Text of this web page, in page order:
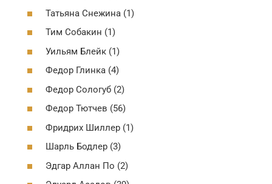
Татьяна Снежина (1)
Тим Собакин (1)
Уильям Блейк (1)
Федор Глинка (4)
Федор Сологуб (2)
Федор Тютчев (56)
Фридрих Шиллер (1)
Шарль Бодлер (3)
Эдгар Аллан По (2)